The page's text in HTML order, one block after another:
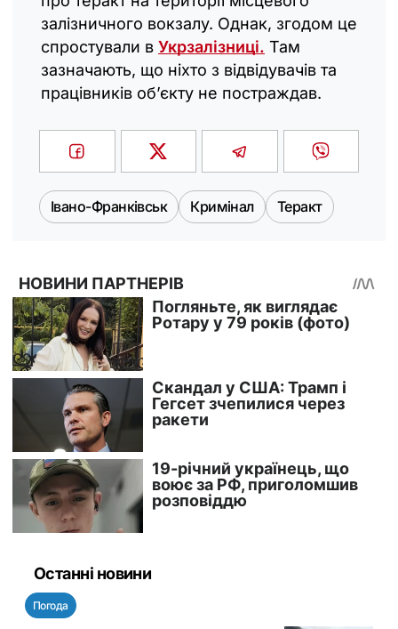
залізничного вокзалу. Однак, згодом це
спростували в Укрзалізниці. Там
зазначають, що ніхто з відвідувачів та
працівників об’єкту не постраждав.
Івано-Франківськ Кримінал Теракт
Останні новини
Погода